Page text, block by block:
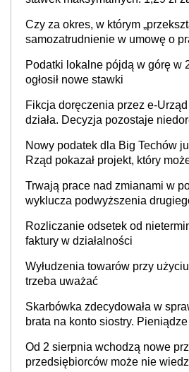
prowadzeniem działalności
Czy za okres, w którym
samozatrudnienie w umowę o
cywilnoprawnej jedynym
Podatki lokalne pójdą w górę w
ogłosił nowe stawki
Fikcja doręczenia przez e-
działa. Decyzja pozostaje
Nowy podatek dla Big Techów
Rząd pokazał projekt, który
Trwają prace nad zmianami w
wyklucza podwyższenia
Rozliczanie odsetek od
faktury w działalności
Wyłudzenia towarów przy
trzeba uważać
Skarbówka zdecydowała w
brata na konto siostry.
będzie
Od 2 sierpnia wchodzą nowe
przedsiębiorców może nie